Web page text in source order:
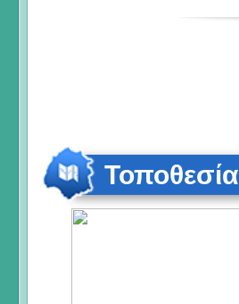
Τοποθεσία